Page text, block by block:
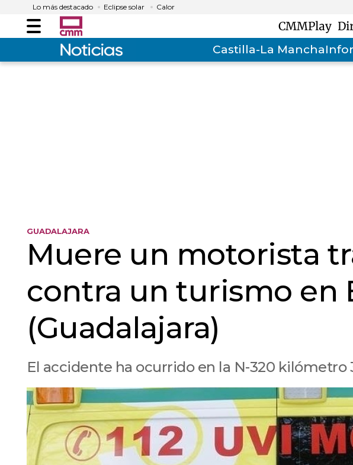
Lo más destacado Eclipse solar Calor
Menú CMMPlay
Castilla-La Mancha
GUADALAJARA
Muere un motorista
contra un turismo en
(Guadalajara)
El accidente ha ocurrido en la N-320 kilómetro